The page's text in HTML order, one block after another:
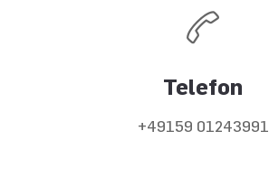
Telefon
+49159 01243991